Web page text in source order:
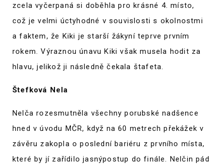
zcela vyčerpaná si doběhla pro krásné 4. místo,
což je velmi úctyhodné v souvislosti s okolnostmi
a faktem, že Kiki je starší žákyní teprve prvním
rokem. Výraznou únavu Kiki však musela hodit za
hlavu, jelikož ji následně čekala štafeta.
Štefková Nela
Nelča rozesmutněla všechny porubské nadšence
hned v úvodu MČR, když na 60 metrech překážek v
závěru zakopla o poslední bariéru z prvního místa,
které by jí zařídilo jasnýpostup do finále. Nelčin pád